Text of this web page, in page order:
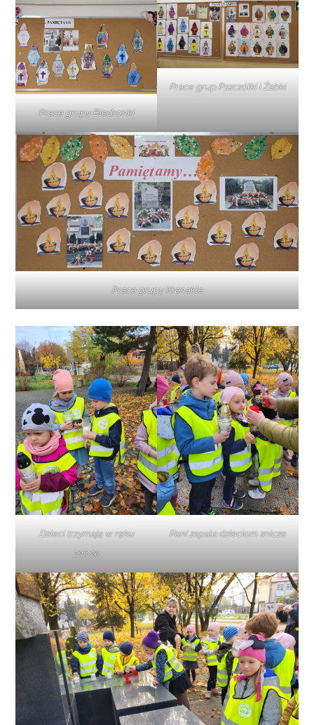
Prace grupy Biedronki
Prace grup Pszczółki i Żabki
Prace grupy Kranakle
Dzieci trzymają w ręku
znicze
Pani zapala dzieciom znicze